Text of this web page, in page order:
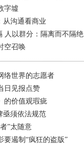
字墟
从沟通看商业
人以群分：隔离而不隔绝
空召唤
络世界的志愿者
日见报点赞
的价值观瑕疵
亟须依法规范
”太随意
要遏制“疯狂的盗版”